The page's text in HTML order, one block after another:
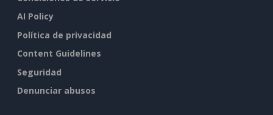
AI Policy
Política de privacidad
Content Guidelines
Seguridad
Denunciar abusos